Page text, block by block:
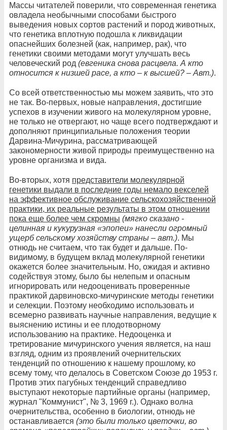
Массы читателей поверили, что современная генетика
овладела необычными способами быстрого
выведения новых сортов растений и пород животных,
что генетика вплотную подошла к ликвидации
опаснейших болезней (как, например, рак), что
генетики своими методами могут улучшать весь
человеческий род (евгеника снова расцвела. А кто
относится к низшей расе, а кто – к высшей? – Авт.).
Со всей ответственностью мы можем заявить, что это
не так. Во-первых, новые направления, достигшие
успехов в изучении живого на молекулярном уровне,
не только не отвергают, но чаще всего подтверждают и
дополняют принципиальные положения теории
Дарвина-Мичурина, рассматривающей
закономерности живой природы преимущественно на
уровне организма и вида.
Во-вторых, хотя представители молекулярной
генетики выдали в последние годы немало векселей
на эффективное обслуживание сельскохозяйственной
практики, их реальные результаты в этом отношении
пока еще более чем скромны (мягко сказано -
целинная и кукурузная «эпопеи» нанесли огромный
ущерб сельскому хозяйству страны – авт.). Мы
отнюдь не считаем, что так будет и дальше. По-
видимому, в будущем вклад молекулярной генетики
окажется более значительным. Но, ожидая и активно
содействуя этому, было бы нелепым и опасным
игнорировать или недооценивать проверенные
практикой дарвиновско-мичуринские методы генетики
и селекции. Поэтому необходимо использовать и
всемерно развивать научные направления, ведущие к
выяснению истины и ее плодотворному
использованию на практике. Недооценка и
третирование мичуринского учения является, на наш
взгляд, одним из проявлений очернительских
тенденций по отношению к нашему прошлому, ко
всему тому, что делалось в Советском Союзе до 1953 г.
Против этих пагубных тенденций справедливо
выступают некоторые партийные органы (например,
журнал "Коммунист", № 3, 1969 г.). Однако волна
очернительства, особенно в биологии, отнюдь не
останавливается (это были только цветочки, во